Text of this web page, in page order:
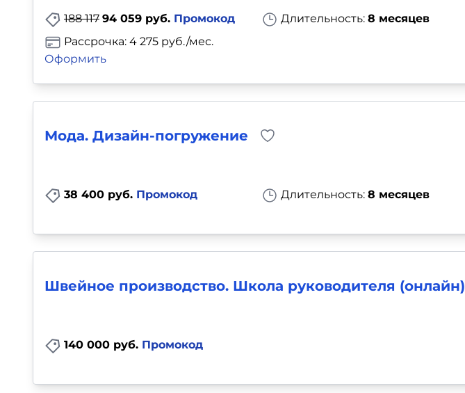
188 117 94 059 руб. Промокод Длительность: 8 месяцев
Рассрочка: 4 275 руб./мес.
Оформить
Мода. Дизайн-погружение
38 400 руб. Промокод Длительность: 8 месяцев
Швейное производство. Школа руководителя (онлайн)
140 000 руб. Промокод